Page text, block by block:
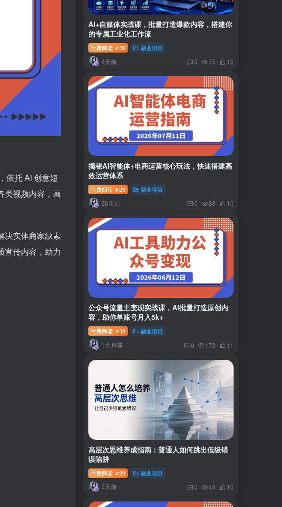
依托 AI 创意短
类视频内容，画
决实体商家缺素
宣传内容，助力
AI+自媒体实战课，批量打造爆款内容，搭建你
的专属工业化工作流
付费阅读 ￥39 副业项目
8天前 0 75 15
揭秘AI智能体+电商运营核心玩法，快速搭建高
效运营体系
付费阅读 ￥29 副业项目
26天前 0 63 10
公众号流量主变现实战课，AI批量打造原创内
容，助你单账号月入5k+
付费阅读 ￥39 副业项目
1个月前 0 173 11
高层次思维养成指南：普通人如何跳出低级错
误陷阱
付费阅读 ￥29 副业项目
5天前 0 46 10